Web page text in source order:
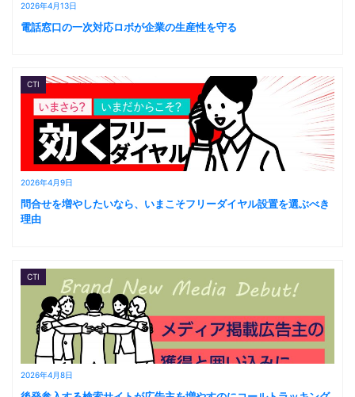
2026年4月13日
電話窓口の一次対応ロボが企業の生産性を守る
2026年4月9日
CTI
問合せを増やしたいなら、いまこそフリーダイヤル設置を選ぶべき
理由
2026年4月8日
CTI